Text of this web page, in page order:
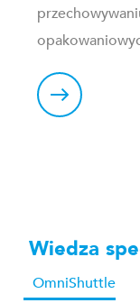
Wiedza
OmniShuttle